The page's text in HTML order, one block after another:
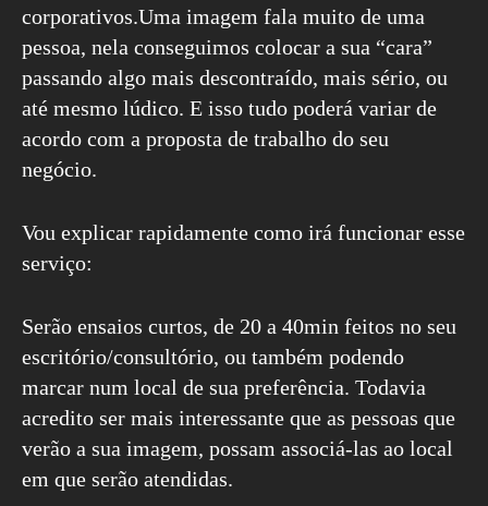
corporativos.Uma imagem fala muito de uma
pessoa, nela conseguimos colocar a sua “cara”
passando algo mais descontraído, mais sério, ou
até mesmo lúdico. E isso tudo poderá variar de
acordo com a proposta de trabalho do seu
negócio.
Vou explicar rapidamente como irá funcionar esse
serviço:
Serão ensaios curtos, de 20 a 40min feitos no seu
escritório/consultório, ou também podendo
marcar num local de sua preferência. Todavia
acredito ser mais interessante que as pessoas que
verão a sua imagem, possam associá-las ao local
em que serão atendidas.